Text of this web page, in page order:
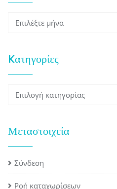
Ιστορικό
Kατηγορίες
Kατηγορίες
Μεταστοιχεία
Σύνδεση
Ροή καταχωρίσεων